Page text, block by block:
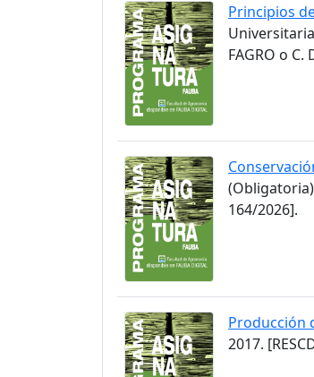
Principios
FAGRO o C.
164/2026].
Producción
2017.